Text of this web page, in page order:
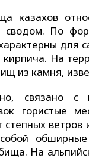
казахов
сводом. По
для
На
из камня,
связано с
гористые
ветров
На